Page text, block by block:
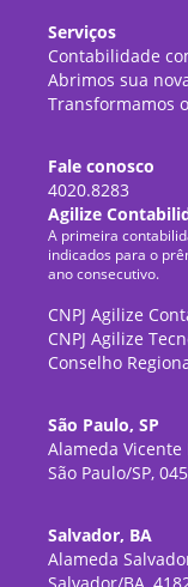
Serviços
Contabilidade
Abrimos sua
Transformamos
Fale conosco
4020.8283
Agilize
A primeira
indicados para o
ano consecutivo.
CNPJ Agilize
CNPJ Agilize
Conselho
São Paulo, SP
Alameda Vicente
São Paulo/SP,
Salvador, BA
Alameda